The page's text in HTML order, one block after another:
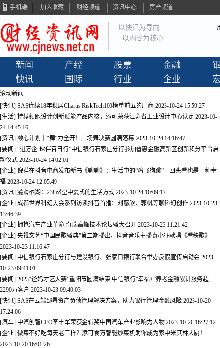
手机端 加入收藏 财经频道 资讯中心 房产频道
以快讯为导向
以内容为核心
新闻
快讯
产经
国际
股票
行业
金融
企业
滚动新闻
[快讯] SAS连续18年稳居Chartis RiskTech100榜单前五的厂商 2023-10-24 15:59:27
[生活] 持续领跑设计创新赋能产品内核，添可荣获江苏省工业设计中心认定 2023-10-
24 14:45:16
[资讯] 颐心计划丨“舞”力全开！广场舞决赛圆满落幕 2023-10-24 14:16:47
[要闻] “进万企-伙伴百日行”中信银行石家庄分行参加普惠金融高新区创新积分平台启
动仪式 2023-10-24 14:02:01
[企业] 倪萍在抖音电商发布新书《聊聊》：生活中的“鸡飞狗跳”，回头看也是一种幸
福 2023-10-24 12:05:49
[资讯] 麓润栖湖：238㎡空中复式的生活方式 2023-10-24 10:09:17
[企业] 成都世界科幻大会系列访谈抖音首播：刘慈欣、郭帆等聊科幻创作 2023-10-23
13:46:39
[企业] 拥抱汽车产业革命 奇瑞高峰技术论坛盛大召开 2023-10-23 11:21:42
[企业] 央视文艺“中国民歌盛典”第二期播出，抖音音乐主播袁小征献唱《看秧歌》
2023-10-23 11:16:47
[要闻] 中信银行石家庄分行与建设银行、张家口银行联合举办反假宣传启动会 2023-
10-23 09:41:01
[要闻] 2023“爸妈才艺大赛”重阳节圆满结束 中信银行“幸福+”养老金融累计服务超
2290万客户 2023-10-23 09:40:03
[快讯] SAS在云端部署资产负债管理解决方案，助力银行管理金融风险 2023-10-20
17:24:06
[汽车] 中汽创智CEO李丰军荣获金辑奖中国汽车产业影响力人物 2023-10-20 16:27:12
[企业] 做菜不好吃每天老三样？添可食万智能炒菜机助你成为家中米其林大厨！
2023-10-20 16:01:26